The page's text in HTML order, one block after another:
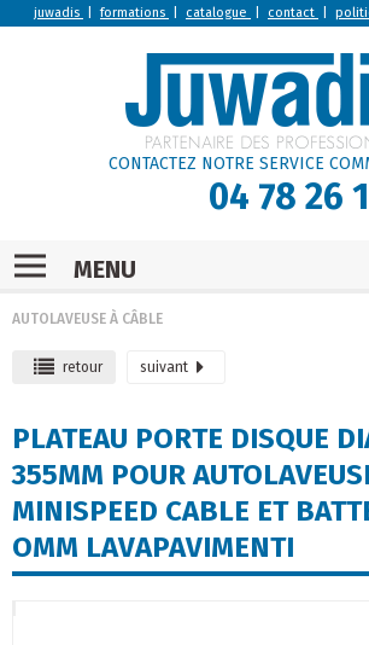
juwadis |formations catalogue contact
CONTACTEZ NOTRE SERVICE
04 78 26
MENU
AUTOLAVEUSE À CÂBLE
retour suivant
PLATEAU PORTE DISQUE
355MM POUR
MINISPEED CABLE ET
OMM LAVAPAVIMENTI